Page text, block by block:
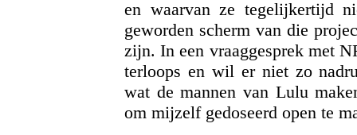
en waarvan ze tegelijkertijd
geworden scherm van die
zijn. In een vraaggesprek met
terloops en wil er niet zo
wat de mannen van Lulu
om mijzelf gedoseerd open te